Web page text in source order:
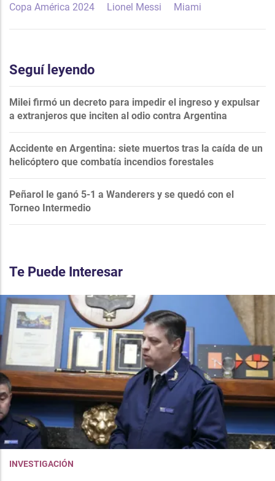
Copa América 2024
Lionel Messi Miami
Seguí leyendo
Milei firmó un decreto para impedir el ingreso y expulsar
a extranjeros que inciten al odio contra Argentina
Accidente en Argentina: siete muertos tras la caída de un
helicóptero que combatía incendios forestales
Peñarol le ganó 5-1 a Wanderers y se quedó con el
Torneo Intermedio
Te Puede Interesar
INVESTIGACIÓN